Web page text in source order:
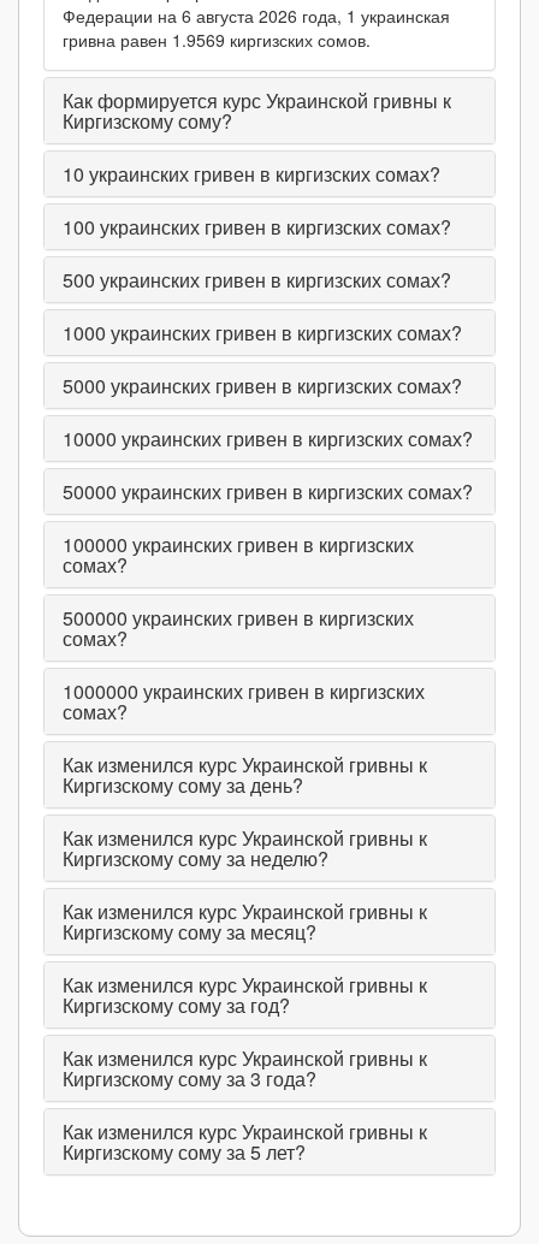
Федерации на 6 августа 2026 года, 1 украинская
гривна равен 1.9569 киргизских сомов.
Как формируется курс Украинской гривны к
Киргизскому сому?
10 украинских гривен в киргизских сомах?
100 украинских гривен в киргизских сомах?
500 украинских гривен в киргизских сомах?
1000 украинских гривен в киргизских сомах?
5000 украинских гривен в киргизских сомах?
10000 украинских гривен в киргизских сомах?
50000 украинских гривен в киргизских сомах?
100000 украинских гривен в киргизских
сомах?
500000 украинских гривен в киргизских
сомах?
1000000 украинских гривен в киргизских
сомах?
Как изменился курс Украинской гривны к
Киргизскому сому за день?
Как изменился курс Украинской гривны к
Киргизскому сому за неделю?
Как изменился курс Украинской гривны к
Киргизскому сому за месяц?
Как изменился курс Украинской гривны к
Киргизскому сому за год?
Как изменился курс Украинской гривны к
Киргизскому сому за 3 года?
Как изменился курс Украинской гривны к
Киргизскому сому за 5 лет?